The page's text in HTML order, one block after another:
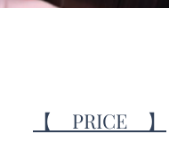
​【 PRICE 】